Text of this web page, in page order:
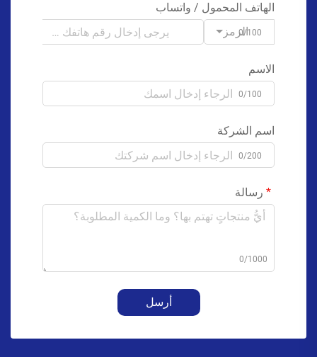
الهاتف المحمول / واتساب
الرمز0/100
الاسم
0/100
اسم الشركة
0/200
رسالة
0/1000
أرسل